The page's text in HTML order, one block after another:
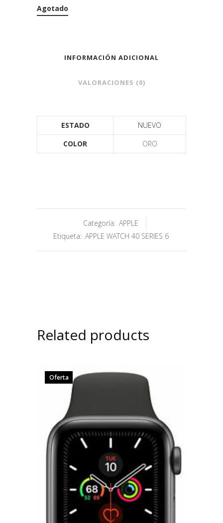
Agotado
INFORMACIÓN ADICIONAL
VALORACIONES (0)
ESTADO
NUEVO
COLOR
ORO
Categoría: APPLE
Etiqueta: APPLE WATCH 40 SERIES 6
Related products
Oferta